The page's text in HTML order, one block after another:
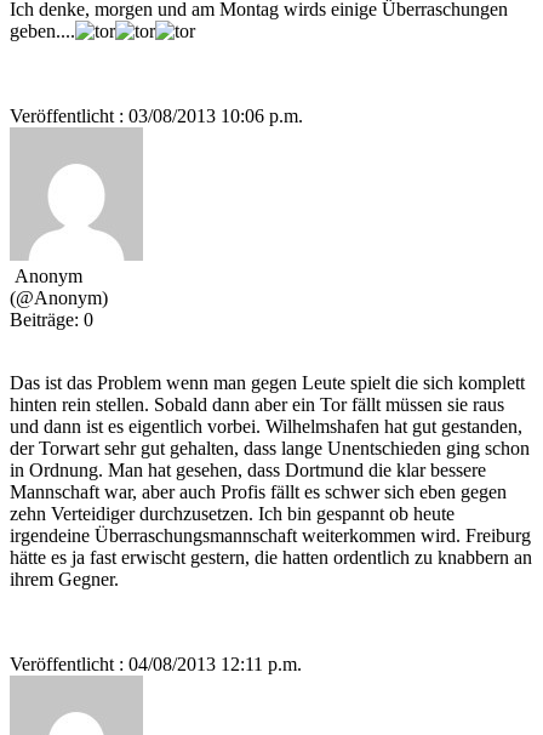
Ich denke, morgen und am Montag wirds einige Überraschungen
geben....
Veröffentlicht : 03/08/2013 10:06 p.m.
Anonym
(@Anonym)
Beiträge: 0
Das ist das Problem wenn man gegen Leute spielt die sich komplett
hinten rein stellen. Sobald dann aber ein Tor fällt müssen sie raus
und dann ist es eigentlich vorbei. Wilhelmshafen hat gut gestanden,
der Torwart sehr gut gehalten, dass lange Unentschieden ging schon
in Ordnung. Man hat gesehen, dass Dortmund die klar bessere
Mannschaft war, aber auch Profis fällt es schwer sich eben gegen
zehn Verteidiger durchzusetzen. Ich bin gespannt ob heute
irgendeine Überraschungsmannschaft weiterkommen wird. Freiburg
hätte es ja fast erwischt gestern, die hatten ordentlich zu knabbern an
ihrem Gegner.
Veröffentlicht : 04/08/2013 12:11 p.m.